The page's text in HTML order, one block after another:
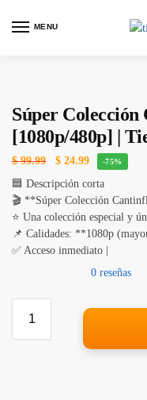
MENU
Súper Colección
[1080p/480p] |
$99.99 $ 24.99 -75%
🟦 Descripción corta
🎬 **Súper Colección
⭐ Una colección especial y
📌 Calidades: **1080p
✅ Acceso inmediato |
0 reseñas